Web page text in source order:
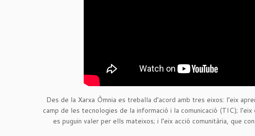
Des de la Xarxa Òmnia es treballa d’acord amb tres eixos: l’eix
camp de les tecnologies de la informació i la comunicació (TIC);
es puguin valer per ells mateixos; i l’eix acció comunitària, que